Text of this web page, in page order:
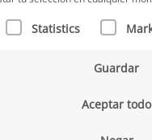
conceptos
autónoma, el
de los
FIGURA UNA LISTA
Statistics
Guardar
Aceptar todo